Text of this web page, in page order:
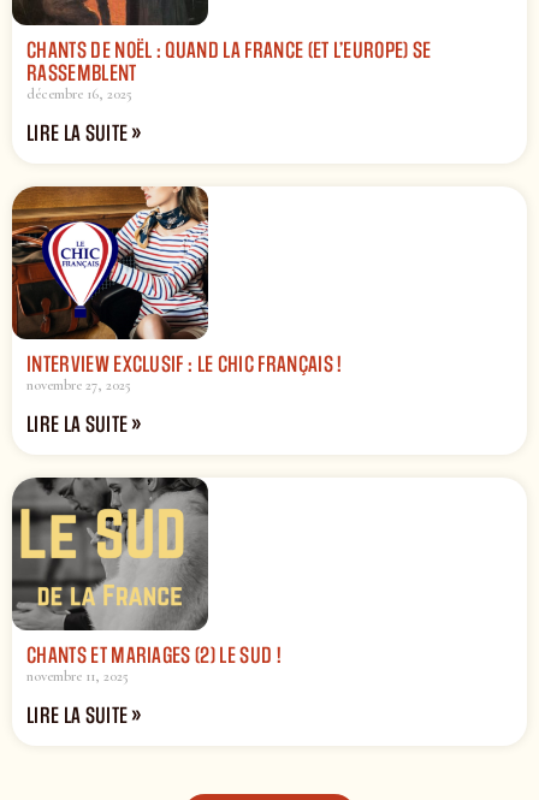
CHANTS DE NOËL : QUAND LA FRANCE (ET L’EUROPE) SE
RASSEMBLENT
décembre 16, 2025
LIRE LA SUITE »
INTERVIEW EXCLUSIF : LE CHIC FRANÇAIS !
novembre 27, 2025
LIRE LA SUITE »
CHANTS ET MARIAGES (2) LE SUD !
novembre 11, 2025
LIRE LA SUITE »